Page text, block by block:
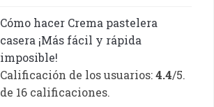
Cómo hacer Crema pastelera
casera ¡Más fácil y rápida
imposible!
Calificación de los usuarios:4.4/5.
de 16 calificaciones.